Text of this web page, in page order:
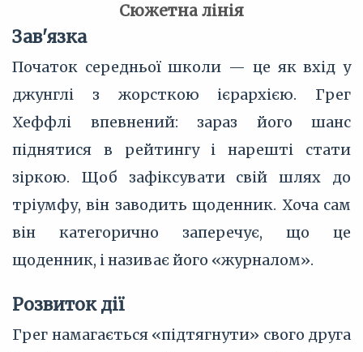
Сюжетна лінія
Зав'язка
Початок середньої школи — це як вхід у
джунглі з жорсткою ієрархією. Грег
Хеффлі впевнений: зараз його шанс
піднятися в рейтингу і нарешті стати
зіркою. Щоб зафіксувати свій шлях до
тріумфу, він заводить щоденник. Хоча сам
він категорично заперечує, що це
щоденник, і називає його «журналом».
Розвиток дії
Грег намагається «підтягнути» свого друга